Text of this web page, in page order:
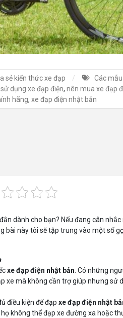
sẻ kiến thức xe đạp
Các
dụng xe đạp điện, nên mua xe đạp
hãng, xe đạp điện nhật bản
dành cho bạn? Nếu đang cân
bài này tôi sẽ tập trung vào một số
xe đạp điện nhật bản . Có những
xe mà không cần trợ giúp nhưng sử
điều kiện để đạp xe đạp điện nhật
không thể đạp xe đường xa hoặc